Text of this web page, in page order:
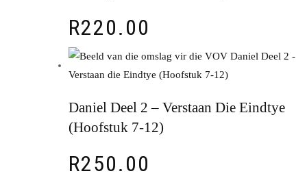
R220.00
Daniel Deel 2 – Verstaan Die Eindtye
(Hoofstuk 7-12)
R250.00